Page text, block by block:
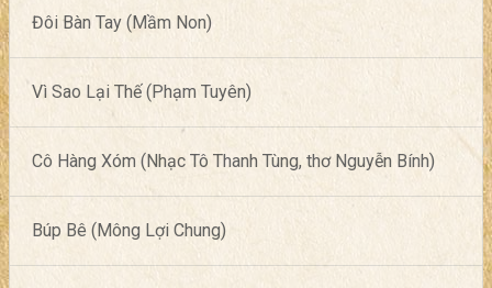
Đôi Bàn Tay (Mầm Non)
Vì Sao Lại Thế (Phạm Tuyên)
Cô Hàng Xóm (Nhạc Tô Thanh Tùng, thơ Nguyễn Bính)
Búp Bê (Mông Lợi Chung)